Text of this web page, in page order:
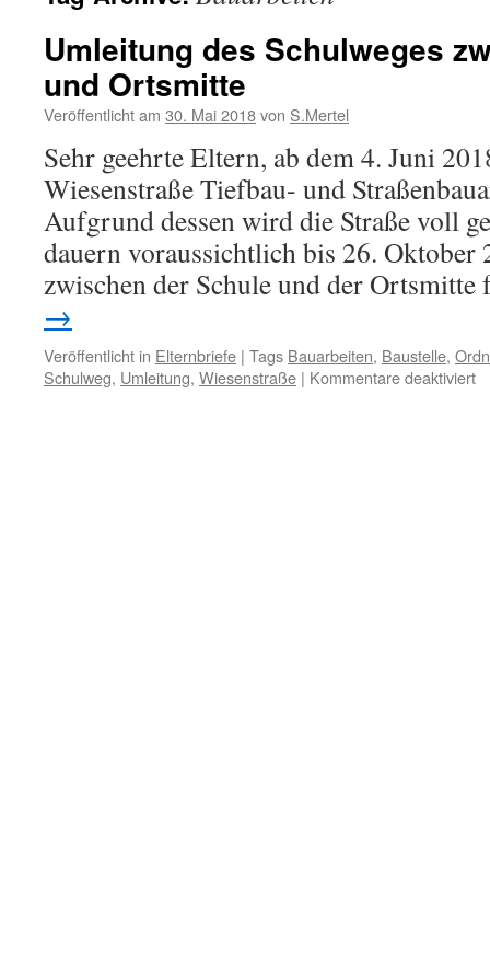
Umleitung des Schulweges
und Ortsmitte
Veröffentlicht am 30. Mai 2018von S.Mertel
Sehr geehrte Eltern, ab dem 4. Juni
Wiesenstraße Tiefbau- und
Aufgrund dessen wird die Straße voll
dauern voraussichtlich bis 26. Oktober
zwischen der Schule und der
→
Veröffentlicht in Elternbriefe | Tags Bauarbeiten, Baustelle,
Schulweg, Umleitung, Wiesenstraße | Kommentare deaktiviert